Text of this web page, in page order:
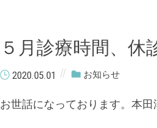
５月診療時間、休
2020.05.01 お知らせ
お世話になっております。本田